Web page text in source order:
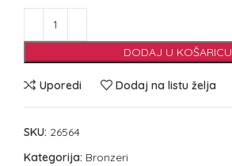
DODAJ U KOŠARICU
Uporedi Dodaj na listu želja
SKU: 26564
Kategorija: Bronzeri